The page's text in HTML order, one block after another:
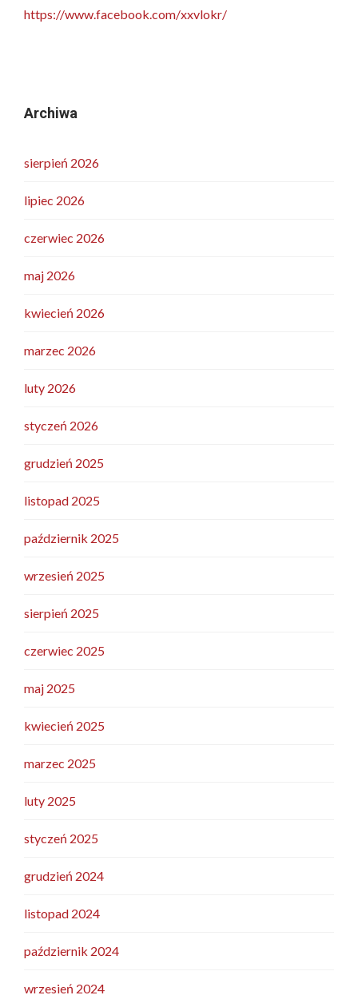
https://www.facebook.com/xxvlokr/
Archiwa
sierpień 2026
lipiec 2026
czerwiec 2026
maj 2026
kwiecień 2026
marzec 2026
luty 2026
styczeń 2026
grudzień 2025
listopad 2025
październik 2025
wrzesień 2025
sierpień 2025
czerwiec 2025
maj 2025
kwiecień 2025
marzec 2025
luty 2025
styczeń 2025
grudzień 2024
listopad 2024
październik 2024
wrzesień 2024